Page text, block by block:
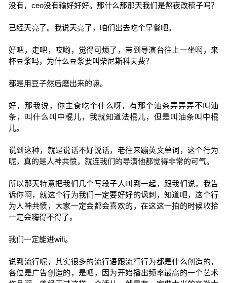
没有，ceo没有输好好好。那什么那那天我们是熬夜改稿子吗？
已经天亮了。我说天亮了，咱们出去吃个早餐吧。
好吧，走吧，哎哟，觉得可烦了，带到导演台往上一坐啊，来
杯豆浆吗，为什么豆浆要叫柴尼斯科夫费？
都是用豆子然后磨出来的嘛。
好，那我说，你主食吃个什么呀，有那个油条弄弄弄不叫油
条，叫什么叫中棍儿，我就知道法棍儿，但是叫油条叫中棍
儿。
说到这种，就是说话不好说话，老往来蹦英文单词，这个行为
呢，真的是人神共愤，就连我们的导演他都觉得非常的可气。
所以那天特意把我们几个写段子人叫到一起，跟我们说，我告
诉你啊，就这个行为我们一定要好好的讽刺，知道吧，这个行
为人神共愤，大家一定会都会喜欢的，在这这一拍的时候收拾
一定会嗨得不得了。
我们一定能进wifi。
说到流行呢，其实很多的流行语跟流行行为都是什么创造的，
各位是广告创造的，是吧，因为开始播出频率最高的一个艺术